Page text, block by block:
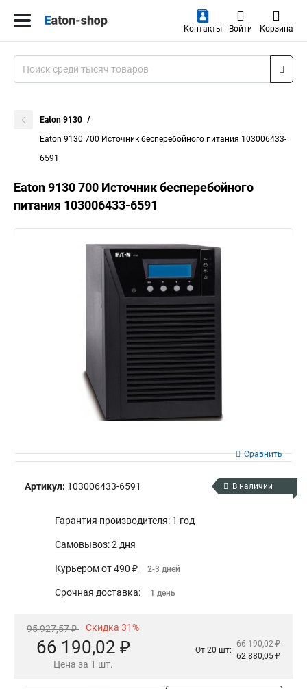
Контакты Войти Корзина
Eaton 9130
Eaton 9130 700 Источник бесперебойного питания 103006433-
6591
Eaton 9130 700 Источник бесперебойного
питания 103006433-6591
Артикул: 103006433-6591
Сравнить
В наличии
Гарантия производителя: 1 год
Самовывоз: 2 дня
Курьером от 490 ₽ 2-3 дней
Срочная доставка: 1 день
95 927,57 ₽ Скидка 31%
66 190,02 ₽
Цена за 1 шт.
От 20 шт:
66 190,02 ₽
62 880,05 ₽